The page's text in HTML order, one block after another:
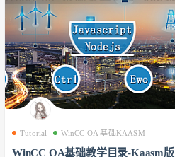
Tutorial WinCC OA 基础KAASM
WinCC OA基础教学目录-Kaasm版